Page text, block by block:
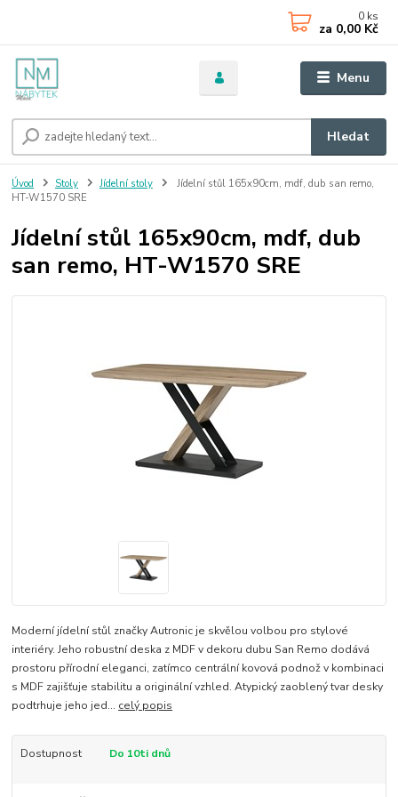
Menu
Hledat
0 ks
za 0,00 Kč
Úvod Stoly Jídelní stoly
Jídelní stůl 165x90cm, mdf, dub san remo,
HT-W1570 SRE
Jídelní stůl 165x90cm, mdf, dub
san remo, HT-W1570 SRE
Moderní jídelní stůl značky Autronic je skvělou volbou pro stylové
interiéry. Jeho robustní deska z MDF v dekoru dubu San Remo dodává
prostoru přírodní eleganci, zatímco centrální kovová podnož v kombinaci
s MDF zajišťuje stabilitu a originální vzhled. Atypický zaoblený tvar desky
podtrhuje jeho jed... celý popis
Dostupnost Do 10ti dnů